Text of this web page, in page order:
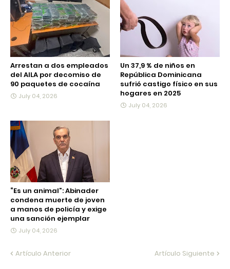
Arrestan a dos empleados
del AILA por decomiso de
90 paquetes de cocaína
July 04, 2026
Un 37,9 % de niños en
República Dominicana
sufrió castigo físico en sus
hogares en 2025
July 04, 2026
“Es un animal”: Abinader
condena muerte de joven
a manos de policía y exige
una sanción ejemplar
July 04, 2026
Artículo Anterior Artículo Siguiente